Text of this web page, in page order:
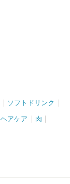
ソフトドリンク
ヘアケア 肉